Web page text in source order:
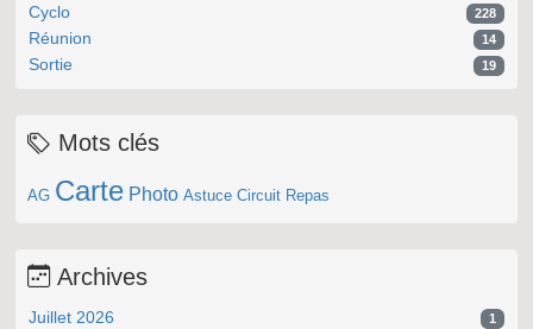
Cyclo 228
Réunion 14
Sortie 19
Mots clés
AG Carte Photo Astuce Circuit Repas
Archives
Juillet 2026 1